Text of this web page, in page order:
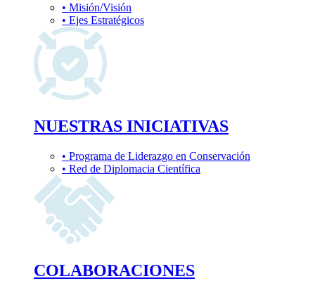
• Misión/Visión
• Ejes Estratégicos
NUESTRAS INICIATIVAS
• Programa de Liderazgo en Conservación
• Red de Diplomacia Científica
COLABORACIONES